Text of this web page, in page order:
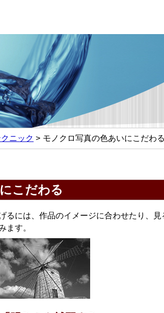
ニック モノクロ写真の色あいにこだわる
こだわる
るには、作品のイメージに合わせたり、
ます。